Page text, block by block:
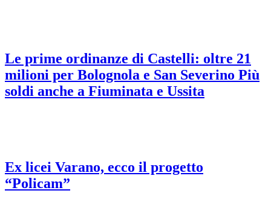
Le prime ordinanze di Castelli: oltre 21
milioni per Bolognola e San Severino Più
soldi anche a Fiuminata e Ussita
Ex licei Varano, ecco il progetto
“Policam”